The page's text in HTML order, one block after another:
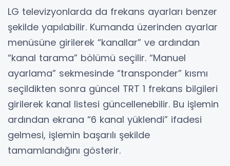
LG televizyonlarda da frekans ayarları benzer
şekilde yapılabilir. Kumanda üzerinden ayarlar
menüsüne girilerek “kanallar” ve ardından
“kanal tarama” bölümü seçilir. “Manuel
ayarlama” sekmesinde “transponder” kısmı
seçildikten sonra güncel TRT 1 frekans bilgileri
girilerek kanal listesi güncellenebilir. Bu işlemin
ardından ekrana “6 kanal yüklendi” ifadesi
gelmesi, işlemin başarılı şekilde
tamamlandığını gösterir.